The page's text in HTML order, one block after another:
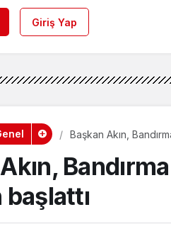
Giriş Yap
Başkan Akın,